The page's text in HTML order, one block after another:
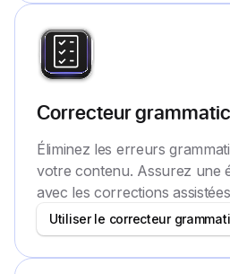
Correcteur
Éliminez les erreurs
votre contenu. Assurez une
avec les corrections
Utiliser le correcteur